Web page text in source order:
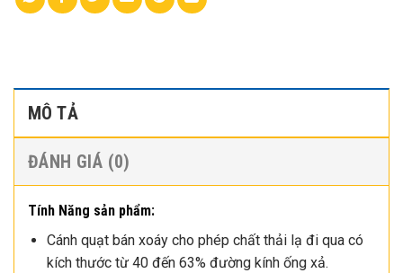
MÔ TẢ
ĐÁNH GIÁ (0)
Tính Năng sản phẩm:
Cánh quạt bán xoáy cho phép chất thải lạ đi qua có
kích thước từ 40 đến 63% đường kính ống xả.